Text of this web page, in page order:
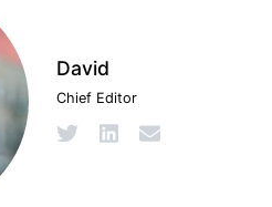
David
Chief Editor